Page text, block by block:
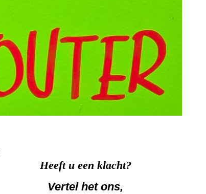
Heeft u een klacht?
Vertel het ons,